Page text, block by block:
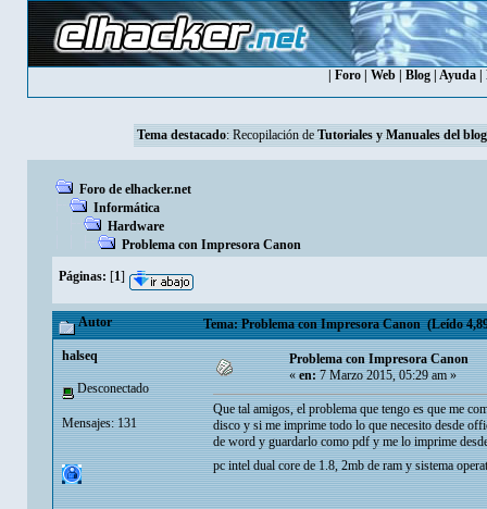
Foro| Web| Blog| Ayuda|
Tema destacado: Recopilación de Tutoriales y Manuales del blog
Foro de elhacker.net
Informática
Hardware
Problema con Impresora Canon
Páginas: [1]
Autor Tema: Problema con Impresora Canon (Leído
halseq
Desconectado
Mensajes: 131
Problema con Impresora Canon
«en:7 Marzo 2015, 05:29 am »
Que tal amigos, el problema que tengo es que me
disco y si me imprime todo lo que necesito desde
de word y guardarlo como pdf y me lo imprime
pc intel dual core de 1.8, 2mb de ram y sistema